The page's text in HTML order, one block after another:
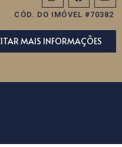
CÓD. DO IMÓVEL #70382
MAIS INFORMAÇÕES